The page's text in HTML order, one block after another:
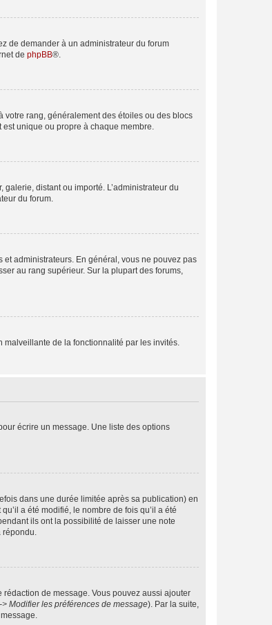
de demander à un administrateur du forum
de phpBB®.
votre rang, généralement des étoiles ou des blocs
unique ou propre à chaque membre.
galerie, distant ou importé. L’administrateur du
du forum.
administrateurs. En général, vous ne pouvez pas
au rang supérieur. Sur la plupart des forums,
malveillante de la fonctionnalité par les invités.
écrire un message. Une liste des options
dans une durée limitée après sa publication) en
a été modifié, le nombre de fois qu’il a été
ils ont la possibilité de laisser une note
répondu.
rédaction de message. Vous pouvez aussi ajouter
Modifier les préférences de message). Par la suite,